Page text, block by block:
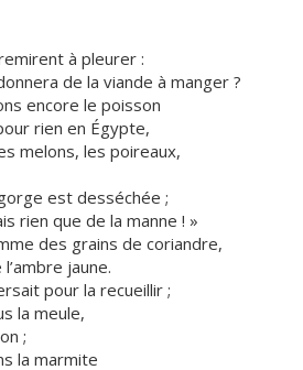
à pleurer :
de la viande à manger ?
encore le poisson
rien en Égypte,
melons, les poireaux,
est desséchée ;
rien que de la manne ! »
des grains de coriandre,
jaune.
pour la recueillir ;
la meule,
;
la marmite